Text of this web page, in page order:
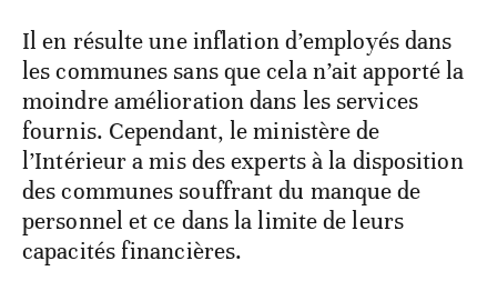
Il en résulte une inflation d’employés dans
les communes sans que cela n’ait apporté la
moindre amélioration dans les services
fournis. Cependant, le ministère de
l’Intérieur a mis des experts à la disposition
des communes souffrant du manque de
personnel et ce dans la limite de leurs
capacités financières.